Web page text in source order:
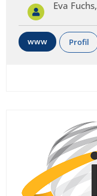
Eva Fuchs,
www Profil